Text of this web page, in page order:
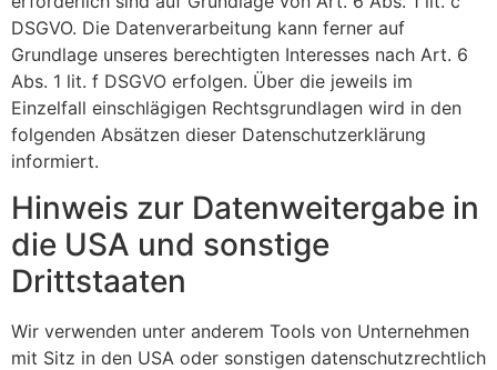
DSGVO. Die Datenverarbeitung kann ferner auf
Grundlage unseres berechtigten Interesses nach Art. 6
Abs. 1 lit. f DSGVO erfolgen. Über die jeweils im
Einzelfall einschlägigen Rechtsgrundlagen wird in den
folgenden Absätzen dieser Datenschutzerklärung
informiert.
Hinweis zur Datenweitergabe in
die USA und sonstige
Drittstaaten
Wir verwenden unter anderem Tools von Unternehmen
mit Sitz in den USA oder sonstigen datenschutzrechtlich